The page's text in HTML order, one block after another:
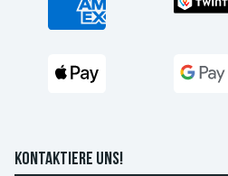
KONTAKTIERE UNS!